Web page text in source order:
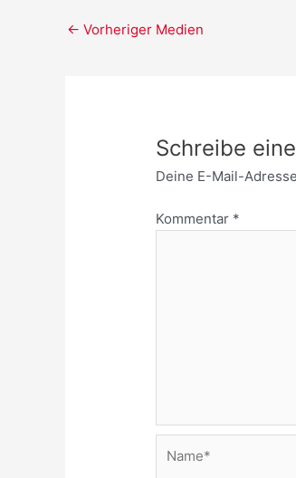
Post
← Vorheriger Medien
Schreibe
Deine E-Mail-
Kommentar *